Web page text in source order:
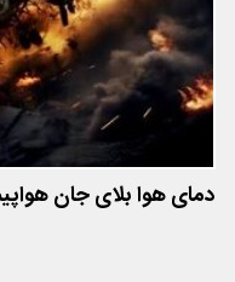
دمای هوا بلای جان